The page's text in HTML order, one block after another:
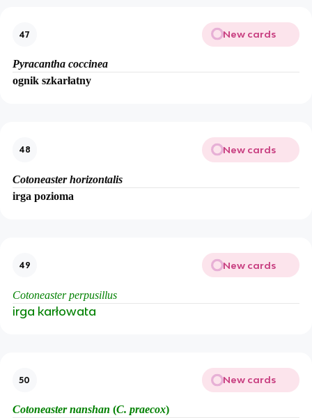
47 New cards
Pyracantha coccinea
ognik szkarłatny
48 New cards
Cotoneaster horizontalis
irga pozioma
49 New cards
Cotoneaster perpusillus
irga karłowata
50 New cards
Cotoneaster nanshan (C. praecox)